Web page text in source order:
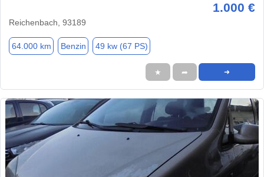
1.000 €
Reichenbach, 93189
64.000 km Benzin 49 kw (67 PS)
★ ➦ ➜